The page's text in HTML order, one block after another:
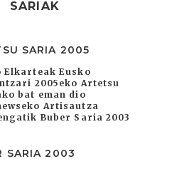
SARIAK
SARIA 2005
Elkarteak Eusko
2005eko Artetsu
bat eman dio
Artisautza
Buber Saria 2003
SARIA 2003